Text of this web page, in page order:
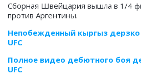
Сборная Швейцария вышла в 1/4
против Аргентины.
Непобежденный кыргыз
UFC
Полное видео дебютного боя
UFC